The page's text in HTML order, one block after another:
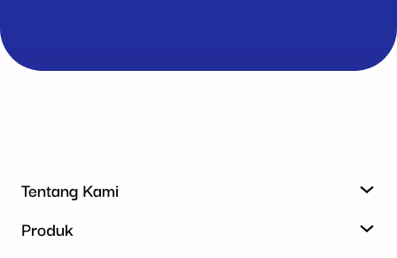
Tentang Kami
Produk